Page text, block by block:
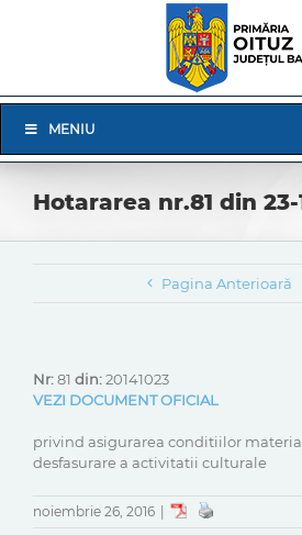
Navigation
MENIU
Hotararea nr.81 din 23-
Pagina Anterioară
Nr:81 din:20141023
VEZI DOCUMENT OFICIAL
privind asigurarea conditiilor
desfasurare a activitatii culturale
noiembrie 26, 2016